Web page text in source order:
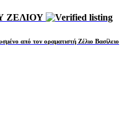
ΖΕΛΙΟΥ
από τον οραματιστή Ζέλιο Βασίλειο